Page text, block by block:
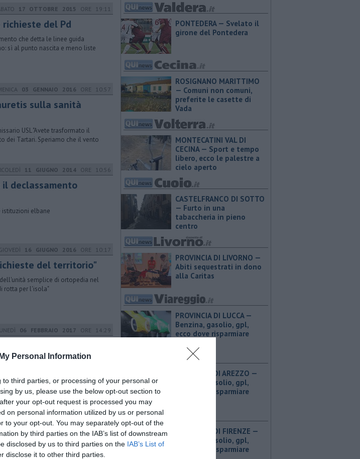
Personal Information
third parties, or processing of your personal or
by us, please use the below opt-out section to
your opt-out request is processed you may
on personal information utilized by us or personal
to your opt-out. You may separately opt-out of the
by third parties on the IAB’s list of downstream
disclosed by us to third parties on the IAB’s List of
disclose it to other third parties.
17 OTTOBRE 2015 ORE 19:11
richieste del Pd
che detta le linee guida
sì al punto nascita e meno liste
03 GENNAIO 2016 ORE 10:57
sulla sanità
USL "Avete trasformato il
dei Tartari. Speriamo che il vento
11 GIUGNO 2014 ORE 10:56
declassamento
istituzioni elbane
16 GIUGNO 2016 ORE 10:17
del territorio"
semplice di ortopedia nel
rotta per l'isola"
06 FEBBRAIO 2017 ORE 14:29
Bulgaresi sulla sanità, si
LUNEDÌ09 MARZO 2015ORE 12:02
su Pisa
elbani: collaborazione con
di ricerca e ospedale di base
PONTEDERA — Svelato il
girone del Pontedera
ROSIGNANO MARITTIMO
— Comuni non comuni,
preferite le casette di
Vada
MONTECATINI VAL DI
CECINA — Sport e tempo
libero, ecco le palestre a
cielo aperto
CASTELFRANCO DI SOTTO
— Furto in una
tabaccheria in pieno
centro
PROVINCIA DI LIVORNO —
Abiti sequestrati in dono
alla Caritas
PROVINCIA DI LUCCA — ​
Benzina, gasolio, gpl,
ecco dove risparmiare
PROVINCIA DI AREZZO — ​
Benzina, gasolio, gpl,
ecco dove risparmiare
PROVINCIA DI FIRENZE — ​
Benzina, gasolio, gpl,
ecco dove risparmiare